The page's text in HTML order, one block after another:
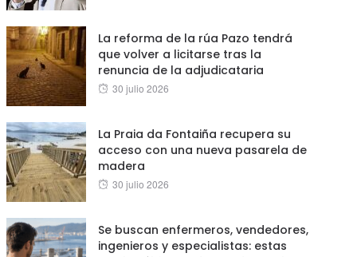
La reforma de la rúa Pazo tendrá
que volver a licitarse tras la
renuncia de la adjudicataria
Posted
30 julio 2026
La Praia da Fontaiña recupera su
acceso con una nueva pasarela de
madera
Posted
30 julio 2026
Se buscan enfermeros, vendedores,
ingenieros y especialistas: estas